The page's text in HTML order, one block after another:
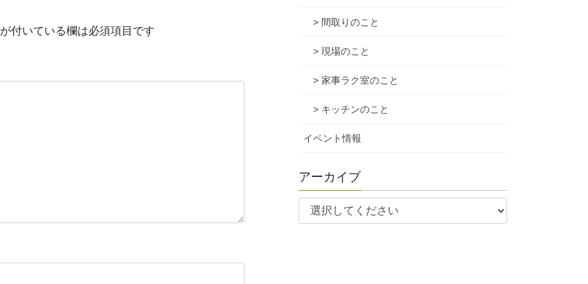
が付いている欄は必須項目です
> 間取りのこと
> 現場のこと
> 家事ラク室のこと
> キッチンのこと
イベント情報
アーカイブ